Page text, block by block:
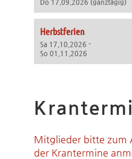
Do 17.09.2026 (ganztägig)
Herbstferien
Sa 17.10.2026 -
So 01.11.2026
Mitglieder bitte zum
der Krantermine